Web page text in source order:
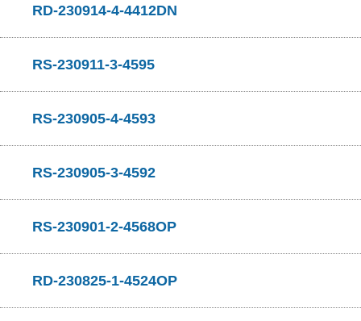
RD-230914-4-4412DN
RS-230911-3-4595
RS-230905-4-4593
RS-230905-3-4592
RS-230901-2-4568OP
RD-230825-1-4524OP